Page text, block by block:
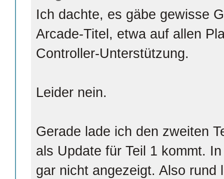
Ich dachte, es gäbe gewisse
Arcade-Titel, etwa auf allen
Controller-Unterstützung.
Leider nein.
Gerade lade ich den zweiten
als Update für Teil 1 kommt.
gar nicht angezeigt. Also